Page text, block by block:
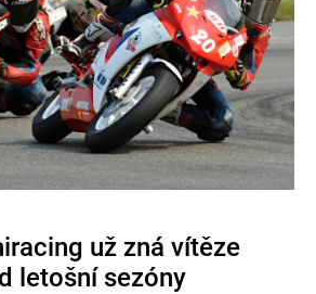
už zná vítěze
letošní sezóny